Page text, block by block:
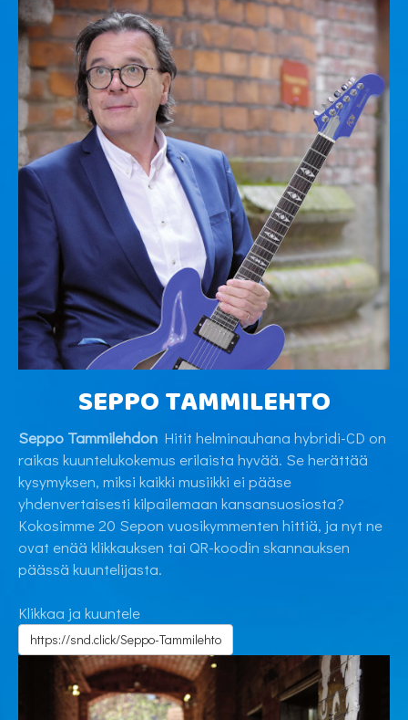
SEPPO TAMMILEHTO
Seppo Tammilehdon Hitit helminauhana hybridi-CD on
raikas kuuntelukokemus erilaista hyvää. Se herättää
kysymyksen, miksi kaikki musiikki ei pääse
yhdenvertaisesti kilpailemaan kansansuosiosta?
Kokosimme 20 Sepon vuosikymmenten hittiä, ja nyt ne
ovat enää klikkauksen tai QR-koodin skannauksen
päässä kuuntelijasta.
Klikkaa ja kuuntele
https://snd.click/Seppo-Tammilehto